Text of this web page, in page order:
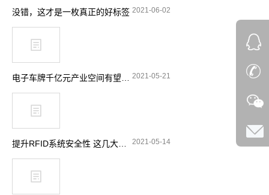
没错，这才是一枚真正的好标签 2021-06-02
2021-05-21
2021-05-14